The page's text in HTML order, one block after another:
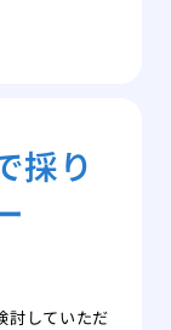
採り
討していただ